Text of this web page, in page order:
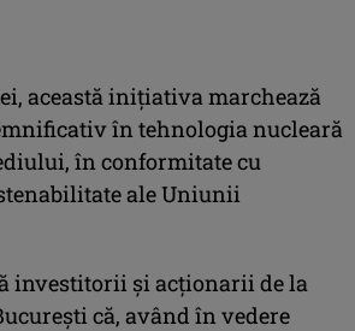
această inițiativa marchează
în tehnologia nucleară
în conformitate cu
ale Uniunii
investitorii și acționarii de la
că, având în vedere